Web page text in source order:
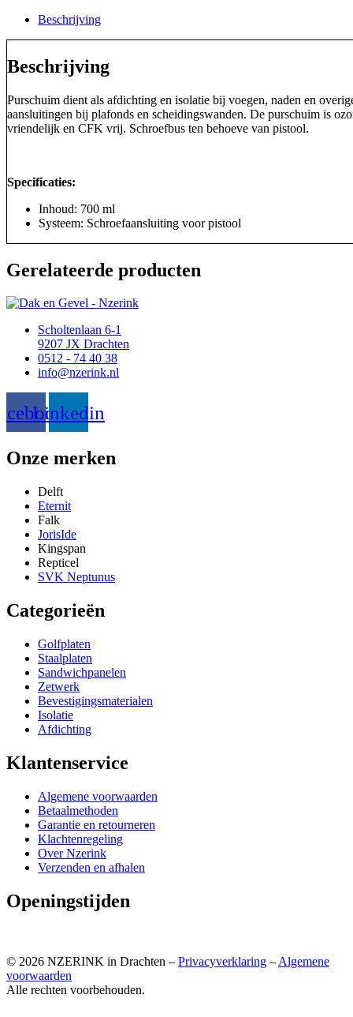
Beschrijving
Beschrijving
Purschuim dient als afdichting en isolatie bij voegen, naden en
aansluitingen bij plafonds en scheidingswanden. De purschuim is
vriendelijk en CFK vrij. Schroefbus ten behoeve van pistool.
Specificaties:
Inhoud: 700 ml
Systeem: Schroefaansluiting voor pistool
Gerelateerde producten
Scholtenlaan 6-1
9207 JX Drachten
0512 - 74 40 38
info@nzerink.nl
Linkedin
Onze merken
Delft
Eternit
Falk
JorisIde
Kingspan
Repticel
SVK Neptunus
Categorieën
Golfplaten
Staalplaten
Sandwichpanelen
Zetwerk
Bevestigingsmaterialen
Isolatie
Afdichting
Klantenservice
Algemene voorwaarden
Betaalmethoden
Garantie en retourneren
Klachtenregeling
Over Nzerink
Verzenden en afhalen
Openingstijden
© 2026 NZERINK in Drachten – Privacyverklaring – Algemene
voorwaarden
Alle rechten voorbehouden.